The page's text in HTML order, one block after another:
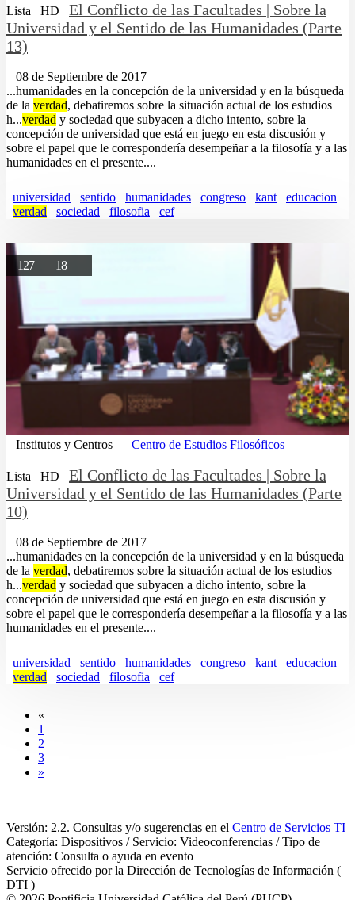
Lista HD
El Conflicto de las Facultades | Sobre la
Universidad y el Sentido de las Humanidades (Parte
13)
08 de Septiembre de 2017
...humanidades en la concepción de la universidad y en la búsqueda
de la verdad, debatiremos sobre la situación actual de los estudios
h...verdad y sociedad que subyacen a dicho intento, sobre la
concepción de universidad que está en juego en esta discusión y
sobre el papel que le correspondería desempeñar a la filosofía y a las
humanidades en el presente....
universidad sentido humanidades congreso kant
educacion
verdad
sociedad filosofia cef
127 18
Institutos y Centros Centro de Estudios Filosóficos
Lista HD
El Conflicto de las Facultades | Sobre la
Universidad y el Sentido de las Humanidades (Parte
10)
08 de Septiembre de 2017
...humanidades en la concepción de la universidad y en la búsqueda
de la verdad, debatiremos sobre la situación actual de los estudios
h...verdad y sociedad que subyacen a dicho intento, sobre la
concepción de universidad que está en juego en esta discusión y
sobre el papel que le correspondería desempeñar a la filosofía y a las
humanidades en el presente....
universidad sentido humanidades congreso kant
educacion
verdad
sociedad filosofia cef
«
1
2
3
»
Versión: 2.2. Consultas y/o sugerencias en el Centro de Servicios TI
Categoría: Dispositivos / Servicio: Videoconferencias / Tipo de
atención: Consulta o ayuda en evento
Servicio ofrecido por la Dirección de Tecnologías de Información (
DTI )